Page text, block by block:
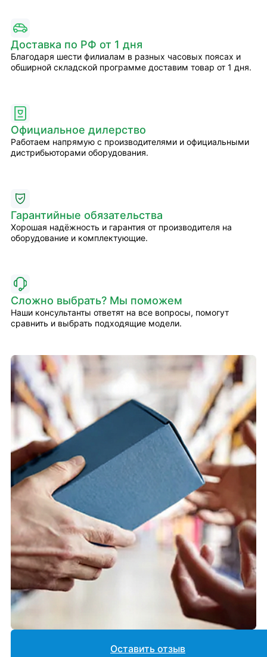
Доставка по РФ от 1 дня
Благодаря шести филиалам в разных часовых поясах и
обширной складской программе доставим товар от 1 дня.
Официальное дилерство
Работаем напрямую с производителями и официальными
дистрибьюторами оборудования.
Гарантийные обязательства
Хорошая надёжность и гарантия от производителя на
оборудование и комплектующие.
Сложно выбрать? Мы поможем
Наши консультанты ответят на все вопросы, помогут
сравнить и выбрать подходящие модели.
Оставить отзыв